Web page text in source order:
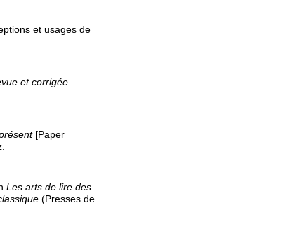
et usages de
et corrigée.
[Paper
Les arts de lire des
(Presses de